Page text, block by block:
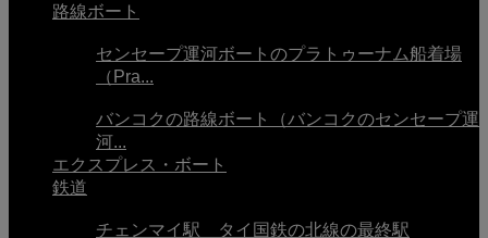
路線ボート
センセープ運河ボートのプラトゥーナム船着場
（Pra...
バンコクの路線ボート（バンコクのセンセープ運
河...
エクスプレス・ボート
鉄道
チェンマイ駅 タイ国鉄の北線の最終駅